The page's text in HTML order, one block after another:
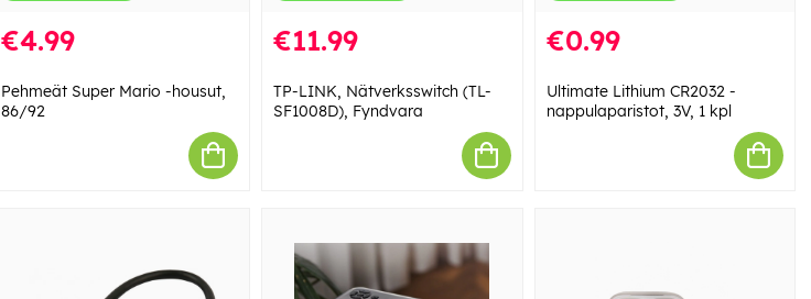
€4.99
Pehmeät Super Mario -housut,
86/92
€11.99
TP-LINK, Nätverksswitch (TL-
SF1008D), Fyndvara
€0.99
Ultimate Lithium CR2032 -
nappulaparistot, 3V, 1 kpl